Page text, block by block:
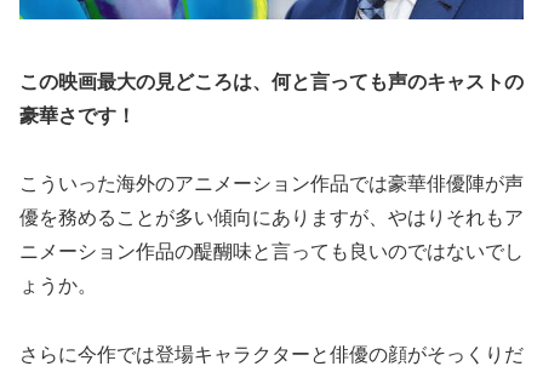
この映画最大の見どころは、何と言っても声のキャストの
豪華さです！
こういった海外のアニメーション作品では豪華俳優陣が声
優を務めることが多い傾向にありますが、やはりそれもア
ニメーション作品の醍醐味と言っても良いのではないでし
ょうか。
さらに今作では登場キャラクターと俳優の顔がそっくりだ